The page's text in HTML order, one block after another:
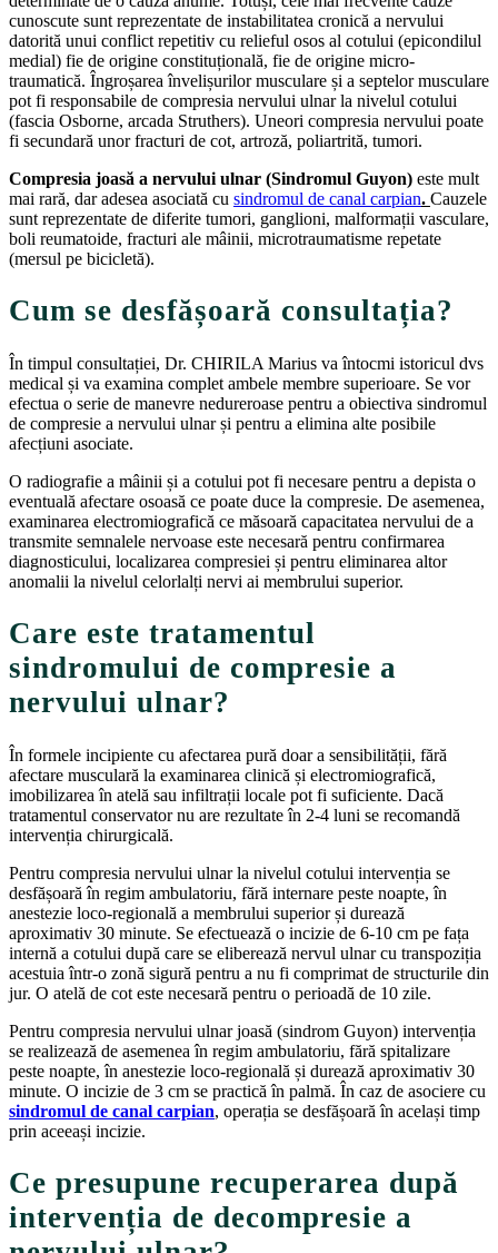
cunoscute sunt reprezentate de instabilitatea cronică a nervului
datorită unui conflict repetitiv cu relieful osos al cotului (epicondilul
medial) fie de origine constituțională, fie de origine micro-
traumatică. Îngroșarea învelișurilor musculare și a septelor musculare
pot fi responsabile de compresia nervului ulnar la nivelul cotului
(fascia Osborne, arcada Struthers). Uneori compresia nervului poate
fi secundară unor fracturi de cot, artroză, poliartrită, tumori.
Compresia joasă a nervului ulnar (Sindromul Guyon) este mult
mai rară, dar adesea asociată cu sindromul de canal carpian. Cauzele
sunt reprezentate de diferite tumori, ganglioni, malformații vasculare,
boli reumatoide, fracturi ale mâinii, microtraumatisme repetate
(mersul pe bicicletă).
Cum se desfășoară consultația?
În timpul consultației, Dr. CHIRILA Marius va întocmi istoricul dvs
medical și va examina complet ambele membre superioare. Se vor
efectua o serie de manevre nedureroase pentru a obiectiva sindromul
de compresie a nervului ulnar și pentru a elimina alte posibile
afecțiuni asociate.
O radiografie a mâinii și a cotului pot fi necesare pentru a depista o
eventuală afectare osoasă ce poate duce la compresie. De asemenea,
examinarea electromiografică ce măsoară capacitatea nervului de a
transmite semnalele nervoase este necesară pentru confirmarea
diagnosticului, localizarea compresiei și pentru eliminarea altor
anomalii la nivelul celorlalți nervi ai membrului superior.
Care este tratamentul
sindromului de compresie a
nervului ulnar?
În formele incipiente cu afectarea pură doar a sensibilității, fără
afectare musculară la examinarea clinică și electromiografică,
imobilizarea în atelă sau infiltrații locale pot fi suficiente. Dacă
tratamentul conservator nu are rezultate în 2-4 luni se recomandă
intervenția chirurgicală.
Pentru compresia nervului ulnar la nivelul cotului intervenția se
desfășoară în regim ambulatoriu, fără internare peste noapte, în
anestezie loco-regională a membrului superior și durează
aproximativ 30 minute. Se efectuează o incizie de 6-10 cm pe fața
internă a cotului după care se eliberează nervul ulnar cu transpoziția
acestuia într-o zonă sigură pentru a nu fi comprimat de structurile din
jur. O atelă de cot este necesară pentru o perioadă de 10 zile.
Pentru compresia nervului ulnar joasă (sindrom Guyon) intervenția
se realizează de asemenea în regim ambulatoriu, fără spitalizare
peste noapte, în anestezie loco-regională și durează aproximativ 30
minute. O incizie de 3 cm se practică în palmă. În caz de asociere cu
sindromul de canal carpian, operația se desfășoară în același timp
prin aceeași incizie.
Ce presupune recuperarea după
intervenția de decompresie a